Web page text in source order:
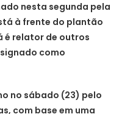
nesta segunda pela
à frente do plantão
é relator de outros
como
no sábado (23) pelo
com base em uma